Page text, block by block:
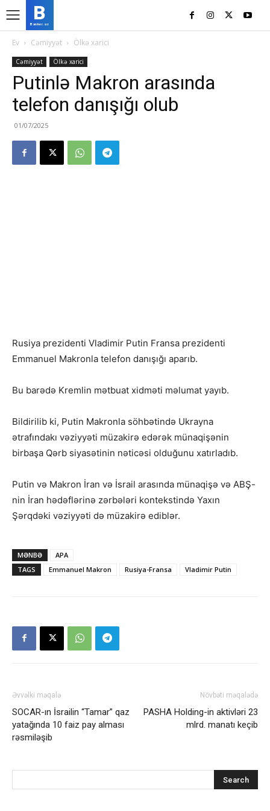
B
Banker.az
Ev Cəmiyyət Ölkə xarici
Cəmiyyət Ölkə xarici
Putinlə Makron arasında
telefon danışığı olub
01/07/2025
Rusiya prezidenti Vladimir Putin Fransa prezidenti
Emmanuel Makronla telefon danışığı aparıb.
Bu barədə Kremlin mətbuat xidməti məlumat yayıb.
Bildirilib ki, Putin Makronla söhbətində Ukrayna
ətrafındakı vəziyyəti müzakirə edərək münaqişənin
birbaşa Qərb siyasətinin nəticəsi olduğunu xatırladıb.
Putin və Makron İran və İsrail arasında münaqişə və ABŞ-
nin İran hədəflərinə zərbələri kontekstində Yaxın
Şərqdəki vəziyyəti də müzakirə ediblər.
MƏNBƏ
APA
TAGS
Emmanuel Makron Rusiya-Fransa Vladimir Putin
Əvvəlki məqalə
SOCAR-ın İsrailin “Tamar” qaz
yatağında 10 faiz pay alması
rəsmiləşib
Növbəti məqalədə
PASHA Holding-in aktivləri 23
mlrd. manatı keçib